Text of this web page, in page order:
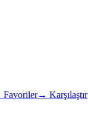
Favoriler→ Karşılaştır